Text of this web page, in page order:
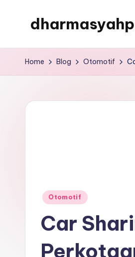
Home Blog Otomotif
Posted
Otomotif
Car